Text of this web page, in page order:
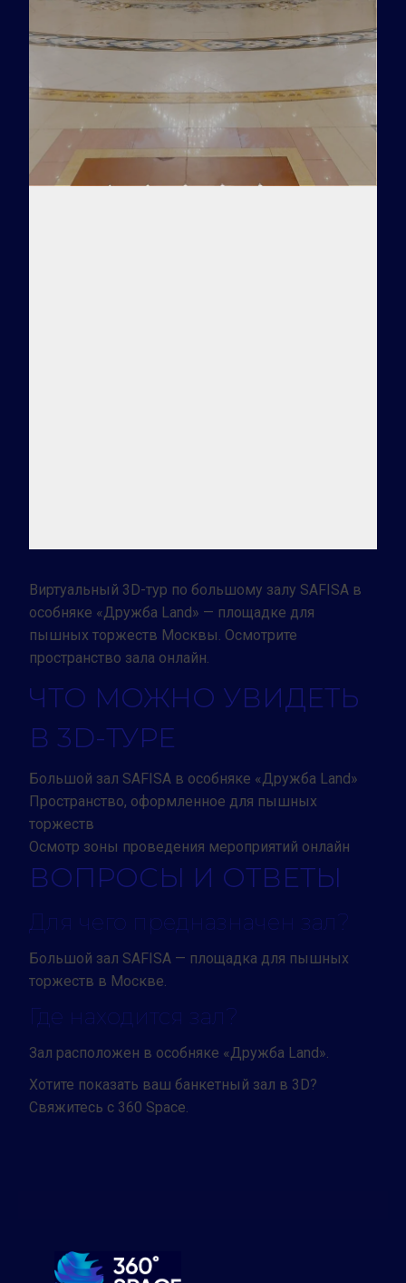
Виртуальный 3D-тур по большому залу SAFISA в
особняке «Дружба Land» — площадке для
пышных торжеств Москвы. Осмотрите
пространство зала онлайн.
ЧТО МОЖНО УВИДЕТЬ
В 3D-ТУРЕ
Большой зал SAFISA в особняке «Дружба Land»
Пространство, оформленное для пышных
торжеств
Осмотр зоны проведения мероприятий онлайн
ВОПРОСЫ И ОТВЕТЫ
Для чего предназначен зал?
Большой зал SAFISA — площадка для пышных
торжеств в Москве.
Где находится зал?
Зал расположен в особняке «Дружба Land».
Хотите показать ваш банкетный зал в 3D?
Свяжитесь с 360 Space.